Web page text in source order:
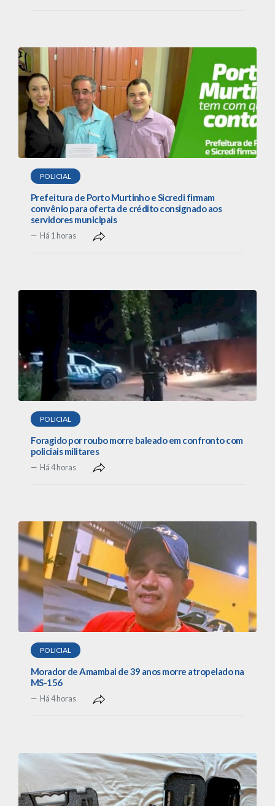
POLICIAL
Prefeitura de Porto Murtinho e Sicredi firmam
convênio para oferta de crédito consignado aos
servidores municipais
Há 1 horas
POLICIAL
Foragido por roubo morre baleado em confronto com
policiais militares
Há 4 horas
POLICIAL
Morador de Amambai de 39 anos morre atropelado na
MS-156
Há 4 horas